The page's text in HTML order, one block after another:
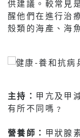
供建議。較常見
醒他們在進行治
殼類的海產、海
主持： 甲亢及甲
有所不同嗎﹖
營養師： 甲狀腺